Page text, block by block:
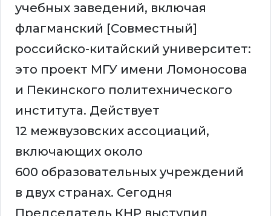
учебных заведений, включая
флагманский [Совместный]
российско-китайский университет:
это проект МГУ имени Ломоносова
и Пекинского политехнического
института. Действует
12 межвузовских ассоциаций,
включающих около
600 образовательных учреждений
в двух странах. Сегодня